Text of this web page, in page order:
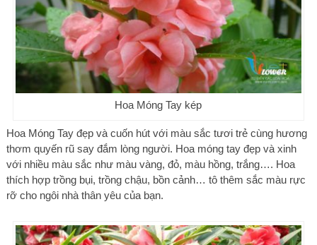
Hoa Móng Tay kép
Hoa Móng Tay đẹp và cuốn hút với màu sắc tươi trẻ cùng hương
thơm quyến rũ say đắm lòng người. Hoa móng tay đẹp và xinh
với nhiều màu sắc như màu vàng, đỏ, màu hồng, trắng…. Hoa
thích hợp trồng bụi, trồng chậu, bồn cảnh… tô thêm sắc màu rực
rỡ cho ngôi nhà thân yêu của bạn.